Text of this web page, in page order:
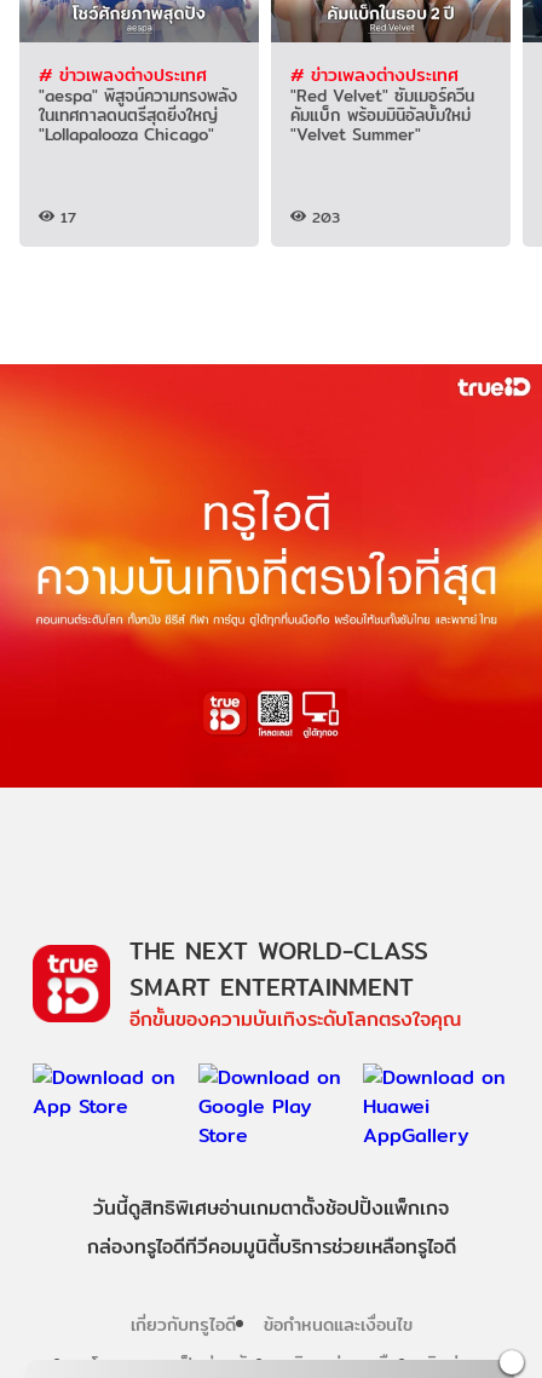
# ข่าวเพลงต่างประเทศ
"aespa" พิสูจน์ความทรงพลัง
ในเทศกาลดนตรีสุดยิ่งใหญ่
"Lollapalooza Chicago"
17
# ข่าวเพลงต่างประเทศ
"Red Velvet" ซัมเมอร์ควีน
คัมแบ็ก พร้อมมินิอัลบั้มใหม่
"Velvet Summer"
203
THE NEXT WORLD-CLASS
SMART ENTERTAINMENT
อีกขั้นของความบันเทิงระดับโลกตรงใจคุณ
วันนี้ดูสิทธิพิเศษอ่านเกมตาตั้งช้อปปิ้งแพ็กเกจ
กล่องทรูไอดีทีวีคอมมูนิตี้บริการช่วยเหลือทรูไอดี
เกี่ยวกับทรูไอดี
ข้อกำหนดและเงื่อนไข
นโยบายความเป็นส่วนตัว
บริการช่วยเหลือ ติดต่อเรา